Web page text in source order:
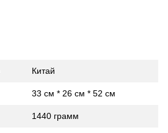
Китай
33 см * 26 см * 52 см
1440 грамм